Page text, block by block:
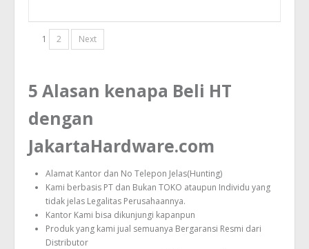
1 2 Next
5 Alasan kenapa Beli HT
dengan
JakartaHardware.com
Alamat Kantor dan No Telepon Jelas(Hunting)
Kami berbasis PT dan Bukan TOKO ataupun Individu yang
tidak jelas Legalitas Perusahaannya.
Kantor Kami bisa dikunjungi kapanpun
Produk yang kami jual semuanya Bergaransi Resmi dari
Distributor